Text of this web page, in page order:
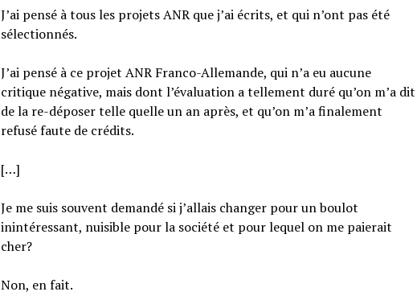
J’ai pensé à tous les projets ANR que j’ai écrits, et qui n’ont pas été
sélectionnés.
J’ai pensé à ce projet ANR Franco-Allemande, qui n’a eu aucune
critique négative, mais dont l’évaluation a tellement duré qu’on m’a dit
de la re-déposer telle quelle un an après, et qu’on m’a finalement
refusé faute de crédits.
[…]
Je me suis souvent demandé si j’allais changer pour un boulot
inintéressant, nuisible pour la société et pour lequel on me paierait
cher?
Non, en fait.